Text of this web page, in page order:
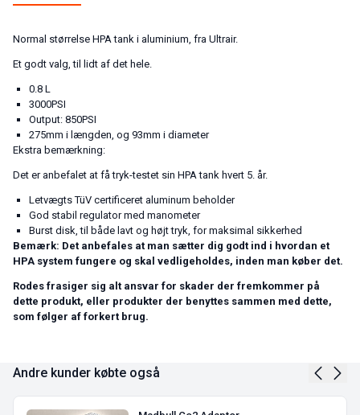
Normal størrelse HPA tank i aluminium, fra Ultrair.
Et godt valg, til lidt af det hele.
0.8 L
3000PSI
Output: 850PSI
275mm i længden, og 93mm i diameter
Ekstra bemærkning:
Det er anbefalet at få tryk-testet sin HPA tank hvert 5. år.
Letvægts TüV certificeret aluminum beholder
God stabil regulator med manometer
Burst disk, til både lavt og højt tryk, for maksimal sikkerhed
Bemærk: Det anbefales at man sætter dig godt ind i hvordan et
HPA system fungere og skal vedligeholdes, inden man køber det.
Rodes frasiger sig alt ansvar for skader der fremkommer på
dette produkt, eller produkter der benyttes sammen med dette,
som følger af forkert brug.
Andre kunder købte også